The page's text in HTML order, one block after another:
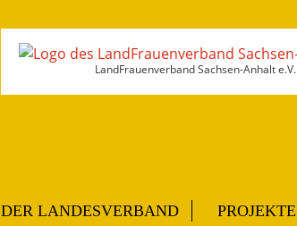
LandFrauenverband Sachsen-Anhalt e.V.
DER LANDESVERBAND PROJEKTE